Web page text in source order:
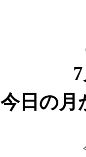
今日の月